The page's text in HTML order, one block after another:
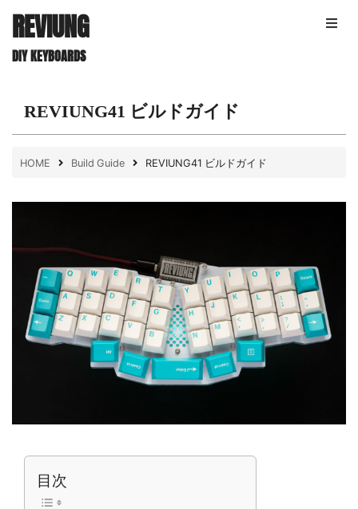
Skip
content
REVIUNG
DIY KEYBOARDS
REVIUNG41 ビルドガイド
HOME Build Guide REVIUNG41 ビルドガイド
目次